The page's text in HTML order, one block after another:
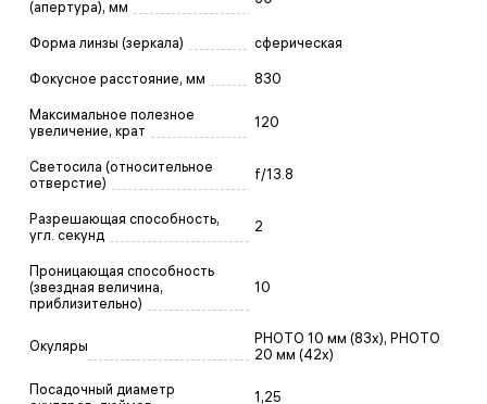
(апертура), мм
Форма линзы (зеркала) сферическая
Фокусное расстояние, мм 830
Максимальное полезное
увеличение, крат
120
Светосила (относительное
отверстие)
f/13.8
Разрешающая способность,
угл. секунд
2
Проницающая способность
(звездная величина,
приблизительно)
10
Окуляры
PHOTO 10 мм (83х), PHOTO
20 мм (42х)
Посадочный диаметр
1,25